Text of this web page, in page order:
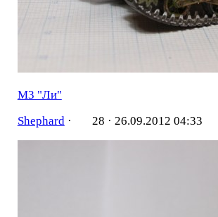
M3 "Ли"
Shephard· 28 · 26.09.2012 04:33